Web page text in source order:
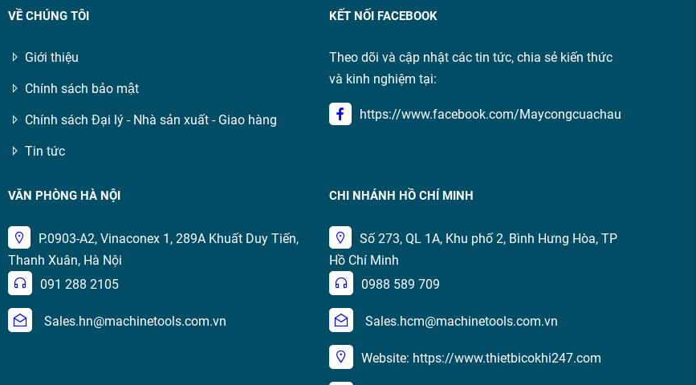
VỀ CHÚNG TÔI
Giới thiệu
Chính sách bảo mật
Chính sách Đại lý - Nhà sản xuất - Giao hàng
Tin tức
KẾT NỐI FACEBOOK
Theo dõi và cập nhật các tin tức, chia sẻ kiến thức
và kinh nghiệm tại:
https://www.facebook.com/Maycongcuachau
VĂN PHÒNG HÀ NỘI
P.0903-A2, Vinaconex 1, 289A Khuất Duy Tiến,
Thanh Xuân, Hà Nội
091 288 2105
Sales.hn@machinetools.com.vn
CHI NHÁNH HỒ CHÍ MINH
Số 273, QL 1A, Khu phố 2, Bình Hưng Hòa, TP
Hồ Chí Minh
0988 589 709
Sales.hcm@machinetools.com.vn
Website: https://www.thietbicokhi247.com